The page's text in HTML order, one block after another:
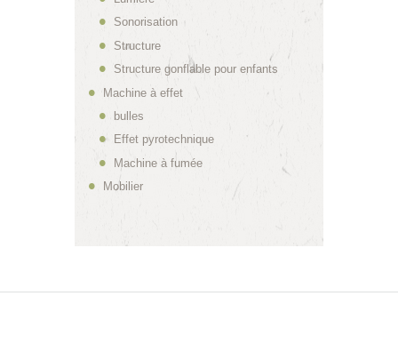
Sonorisation
Structure
Structure gonflable pour enfants
Machine à effet
bulles
Effet pyrotechnique
Machine à fumée
Mobilier